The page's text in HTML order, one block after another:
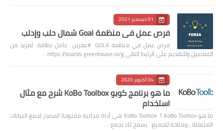
01 ديسمبر 2021
فرص عمل في منظمة Goal شمال حلب وإدلب
فرص عمل في منظمة GOLA #عفرين عامل نظافة لمزيد من
التفاصيل وللتقديم على الرابط التالي https://boards.greenhouse.io/g…
04 أكتوبر 2020
ما هو برنامج كوبو KoBo Toolbox شرح مع مثال
استخدام
ما هو KoBo Toolbox ؟ KoBo Toolbox هي أداة مجانية مفتوحة المصدر لجمع البيانات
المتنقلة ، ومتاحة للجميع. يسمح لك بجمع …